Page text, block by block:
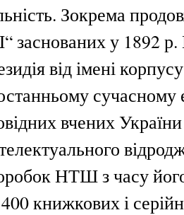
Зокрема
заснованих у 1892
від імені
вчених
НТШ з часу його
книжкових і